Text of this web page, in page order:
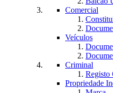
Comercial
Veículos
Criminal
Registo
Propriedade